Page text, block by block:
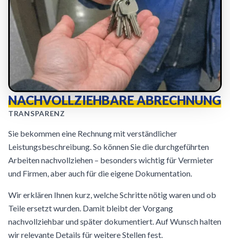
NACHVOLLZIEHBARE ABRECHNUNG
TRANSPARENZ
Sie bekommen eine Rechnung mit verständlicher
Leistungsbeschreibung. So können Sie die durchgeführten
Arbeiten nachvollziehen – besonders wichtig für Vermieter
und Firmen, aber auch für die eigene Dokumentation.
Wir erklären Ihnen kurz, welche Schritte nötig waren und ob
Teile ersetzt wurden. Damit bleibt der Vorgang
nachvollziehbar und später dokumentiert. Auf Wunsch halten
wir relevante Details für weitere Stellen fest.